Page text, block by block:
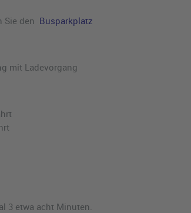
Sie den Busparkplatz
mit Ladevorgang
3 etwa acht Minuten.